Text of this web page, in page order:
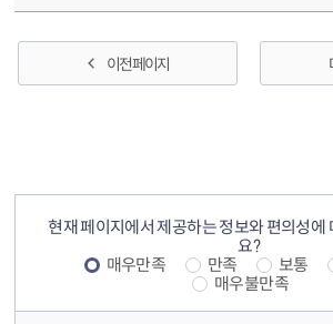
이전 페이지
현재 페이지에서 제공하는 정보와 편의성에
요?
매우만족
만족 보통
매우불만족